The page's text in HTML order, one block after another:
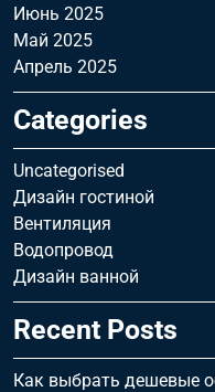
Июнь 2025
Май 2025
Апрель 2025
Categories
Uncategorised
Дизайн гостиной
Вентиляция
Водопровод
Дизайн ванной
Recent Posts
Как выбрать дешевые